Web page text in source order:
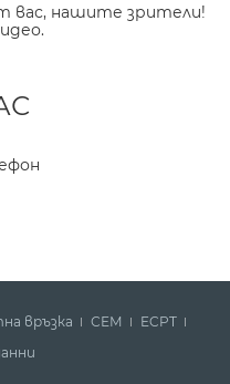
вас, нашите зрители!
връзка СЕМ
ECPT